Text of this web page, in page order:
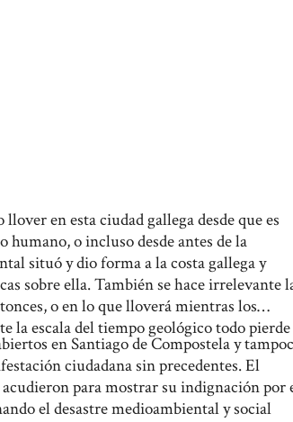
en esta ciudad gallega desde que es
humano, o incluso desde antes de la
situó y dio forma a la costa gallega y
sobre ella. También se hace irrelevante
o en lo que lloverá mientras los
la escala del tiempo geológico todo pierde
en Santiago de Compostela y
ciudadana sin precedentes. El
para mostrar su indignación por
el desastre medioambiental y social